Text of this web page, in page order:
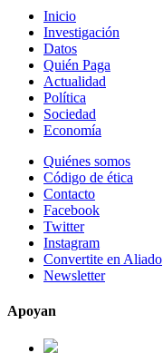
Inicio
Investigación
Datos
Quién Paga
Actualidad
Política
Sociedad
Economía
Quiénes somos
Código de ética
Contacto
Facebook
Twitter
Instagram
Convertite en Aliado
Newsletter
Apoyan